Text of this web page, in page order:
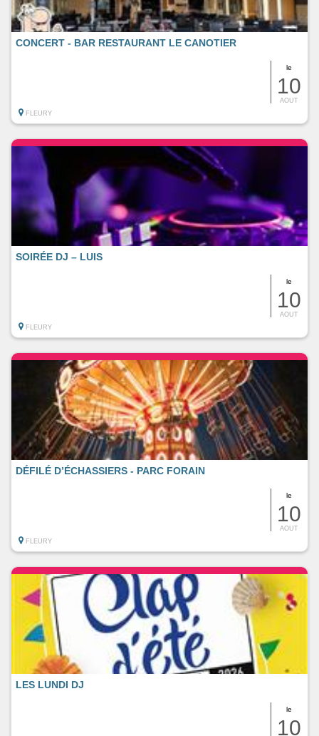
le
10
AOUT
CONCERT - BAR RESTAURANT LE CANOTIER
FLEURY
le
10
AOUT
SOIRÉE DJ – LUIS
FLEURY
le
10
AOUT
DÉFILÉ D’ÉCHASSIERS - PARC FORAIN
FLEURY
le
10
LES LUNDI DJ